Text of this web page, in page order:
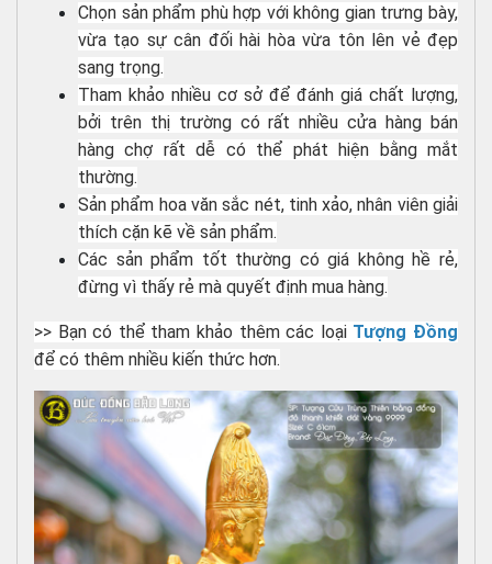
Chọn sản phẩm phù hợp với không gian trưng bày,
vừa tạo sự cân đối hài hòa vừa tôn lên vẻ đẹp
sang trọng.
Tham khảo nhiều cơ sở để đánh giá chất lượng,
bởi trên thị trường có rất nhiều cửa hàng bán
hàng chợ rất dễ có thể phát hiện bằng mắt
thường.
Sản phẩm hoa văn sắc nét, tinh xảo, nhân viên giải
thích cặn kẽ về sản phẩm.
Các sản phẩm tốt thường có giá không hề rẻ,
đừng vì thấy rẻ mà quyết định mua hàng.
>> Bạn có thể tham khảo thêm các loại Tượng Đồng
để có thêm nhiều kiến thức hơn.